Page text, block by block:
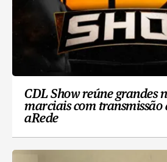
CDL Show reúne grandes
marciais com transmissão
aRede